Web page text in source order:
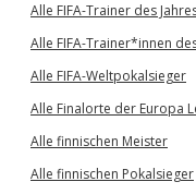
Alle FIFA-Trainer des
Alle FIFA-Trainer*innen
Alle FIFA-Weltpokalsieger
Alle Finalorte der Europa
Alle finnischen Meister
Alle finnischen Pokalsieger